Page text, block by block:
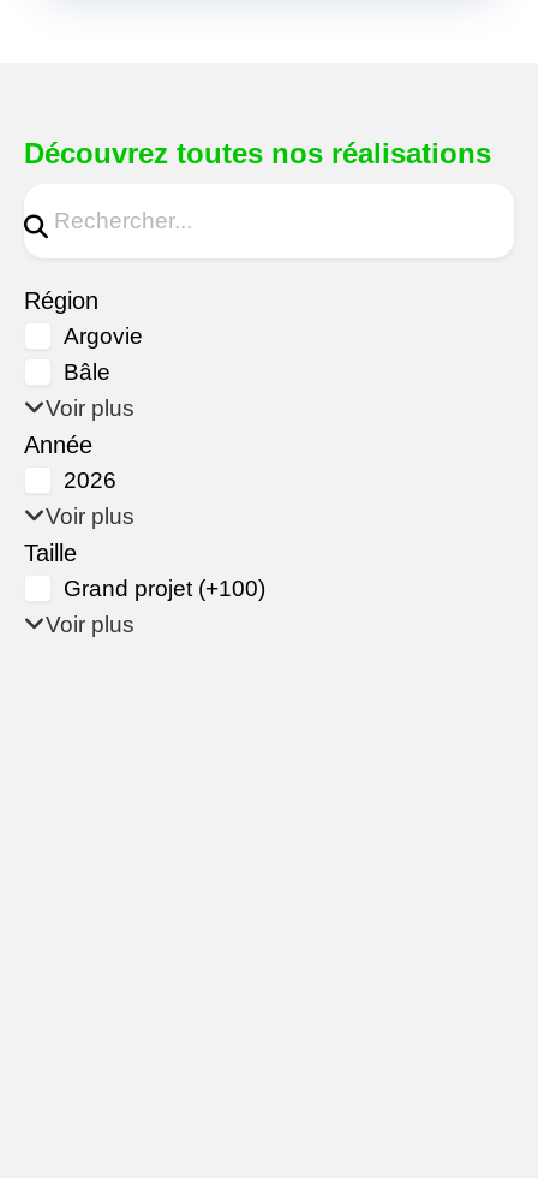
Découvrez toutes nos réalisations
Région
Argovie
Bâle
Voir plus
Année
2026
Voir plus
Taille
Grand projet (+100)
Voir plus